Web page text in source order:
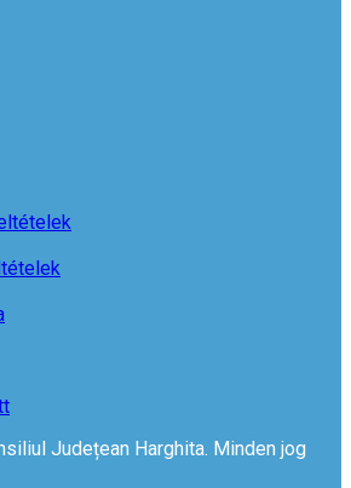
Județean Harghita. Minden jog